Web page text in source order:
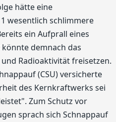
hätte eine
wesentlich schlimmere
ein Aufprall eines
demnach das
Radioaktivität freisetzen.
(CSU) versicherte
des Kernkraftwerks sei
Zum Schutz vor
sprach sich Schnappauf